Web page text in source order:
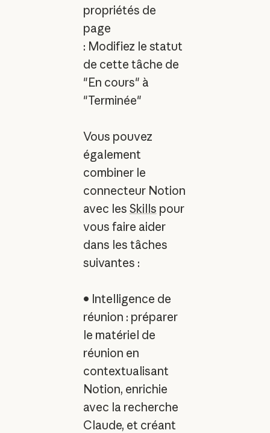
propriétés de
page
: Modifiez le statut
de cette tâche de
"En cours" à
"Terminée"
Vous pouvez
également
combiner le
connecteur Notion
avec les Skills pour
vous faire aider
dans les tâches
suivantes : ‍
• Intelligence de
réunion : préparer
le matériel de
réunion en
contextualisant
Notion, enrichie
avec la recherche
Claude, et créant